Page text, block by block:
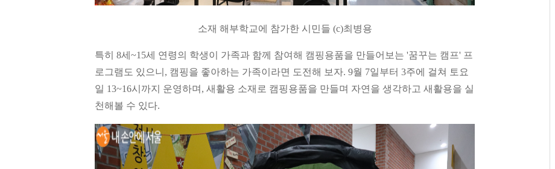
소재 해부학교에 참가한 시민들 (c)최병용
특히 8세 ~15세 연령의 학생이 가족과 함께 참여해 캠핑용품을 만들어보는 '꿈꾸는 캠프' 프
로그램도 있으니, 캠핑을 좋아하는 가족이라면 도전해 보자. 9월 7일부터 3주에 걸쳐 토요
일 13~16시까지 운영하며, 새활용 소재로 캠핑용품을 만들며 자연을 생각하고 새활용을 실
천해볼 수 있다.